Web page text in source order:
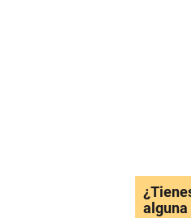
alguna